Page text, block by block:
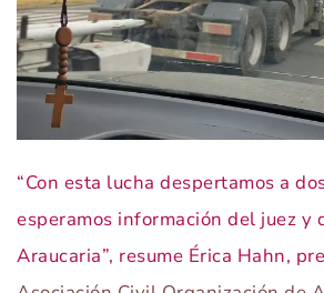
“Con esta lucha despertamos a
esperamos información del juez y
Araucaria”, resume Érica Hahn,